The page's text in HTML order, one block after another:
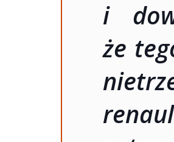
i
że